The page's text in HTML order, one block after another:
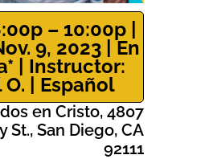
– 10:00p |
9, 2023 | En
| Instructor:
O. | Español
en Cristo, 4807
St., San Diego, CA
92111